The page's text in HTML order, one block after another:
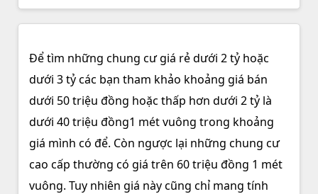
Để tìm những chung cư giá rẻ dưới 2 tỷ hoặc
dưới 3 tỷ các bạn tham khảo khoảng giá bán
dưới 50 triệu đồng hoặc thấp hơn dưới 2 tỷ là
dưới 40 triệu đồng1 mét vuông trong khoảng
giá mình có để. Còn ngược lại những chung cư
cao cấp thường có giá trên 60 triệu đồng 1 mét
vuông. Tuy nhiên giá này cũng chỉ mang tính